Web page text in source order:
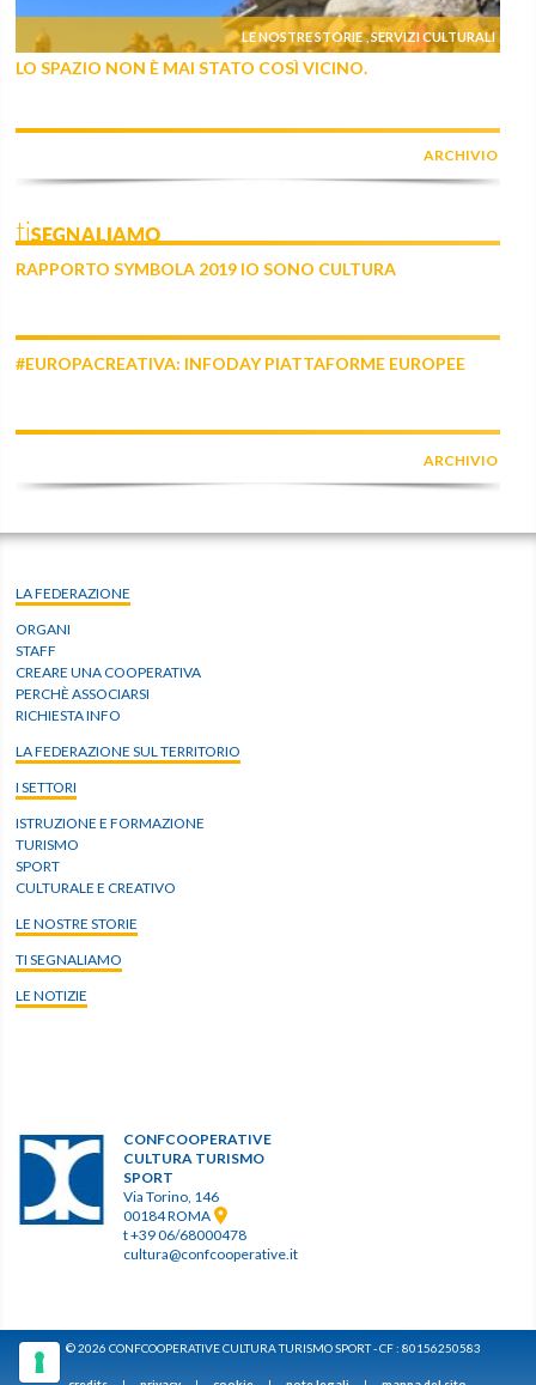
LE NOSTRE STORIE ,SERVIZI CULTURALI
LO SPAZIO NON È MAI STATO COSÌ VICINO.
ARCHIVIO
tiSEGNALIAMO
RAPPORTO SYMBOLA 2019 IO SONO CULTURA
#EUROPACREATIVA: INFODAY PIATTAFORME EUROPEE
ARCHIVIO
LA FEDERAZIONE
ORGANI
STAFF
CREARE UNA COOPERATIVA
PERCHÈ ASSOCIARSI
RICHIESTA INFO
LA FEDERAZIONE SUL TERRITORIO
I SETTORI
ISTRUZIONE E FORMAZIONE
TURISMO
SPORT
CULTURALE E CREATIVO
LE NOSTRE STORIE
TI SEGNALIAMO
LE NOTIZIE
CONFCOOPERATIVE
CULTURA TURISMO
SPORT
Via Torino, 146
00184 ROMA
t +39 06/68000478
cultura@confcooperative.it
© 2026 CONFCOOPERATIVE CULTURA TURISMO SPORT - CF : 80156250583